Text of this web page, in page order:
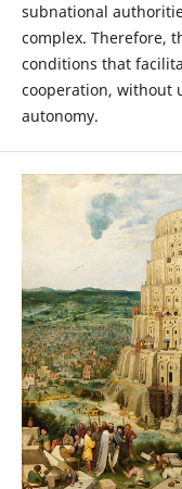
subnational
complex. Therefore,
conditions that
cooperation, without
autonomy.